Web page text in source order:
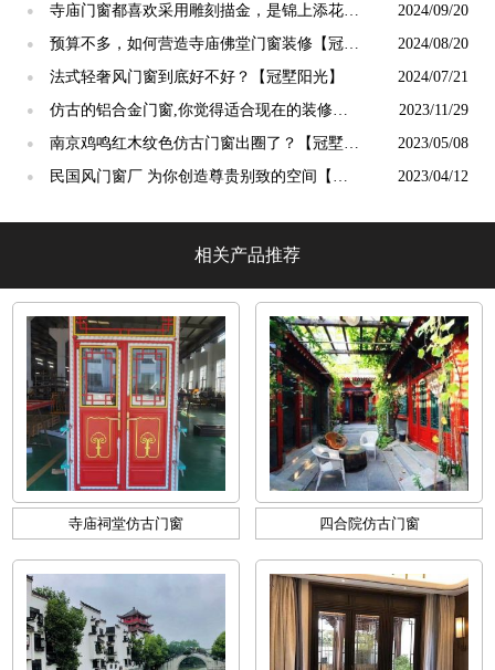
阳光】
●
寺庙门窗都喜欢采用雕刻描金，是锦上添花
吗？【冠墅阳光】
2024/09/20
●
预算不多，如何营造寺庙佛堂门窗装修【冠墅
阳光】
2024/08/20
● 法式轻奢风门窗到底好不好？【冠墅阳光】 2024/07/21
●
仿古的铝合金门窗,你觉得适合现在的装修吗?
【冠墅阳光】
2023/11/29
●
南京鸡鸣红木纹色仿古门窗出圈了？【冠墅阳
光】
2023/05/08
●
民国风门窗厂 为你创造尊贵别致的空间【冠
2023/04/12
相关产品推荐
寺庙祠堂仿古门窗 四合院仿古门窗